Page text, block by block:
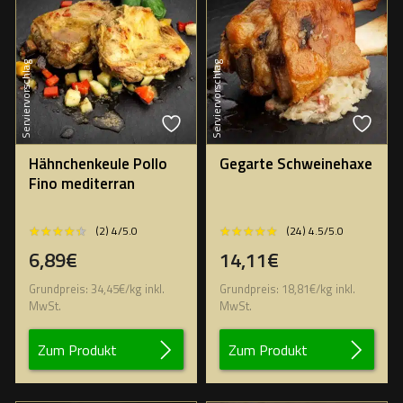
Serviervorschlag
Hähnchenkeule Pollo
Fino mediterran
★★★★★
★★★★★ (2) 4/5.0
6,89€
Grundpreis: 34,45€/kg inkl.
MwSt.
Zum Produkt
Serviervorschlag
Gegarte Schweinehaxe
★★★★★
★★★★★ (24) 4.5/5.0
14,11€
Grundpreis: 18,81€/kg inkl.
MwSt.
Zum Produkt